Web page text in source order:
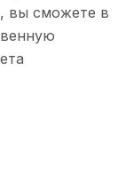
вы сможете в